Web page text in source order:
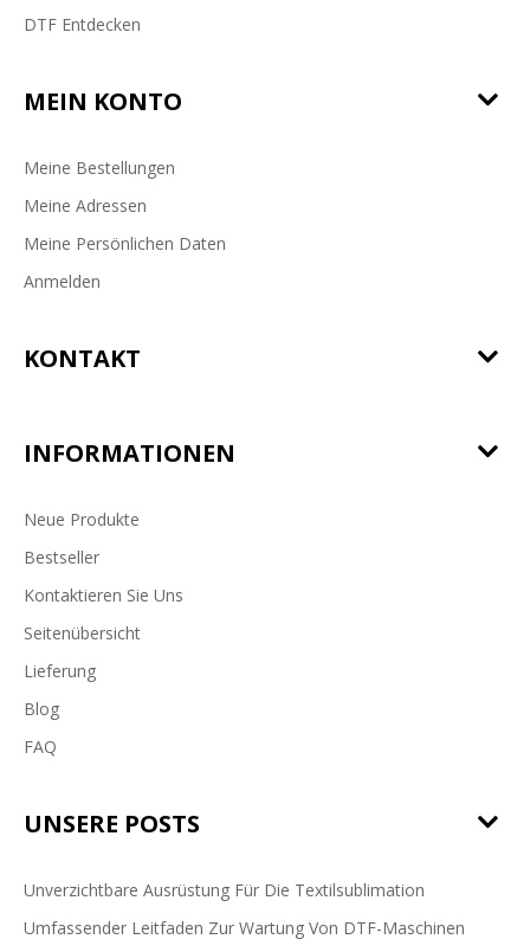
DTF Entdecken
MEIN KONTO
Meine Bestellungen
Meine Adressen
Meine Persönlichen Daten
Anmelden
KONTAKT
INFORMATIONEN
Neue Produkte
Bestseller
Kontaktieren Sie Uns
Seitenübersicht
Lieferung
Blog
FAQ
UNSERE POSTS
Unverzichtbare Ausrüstung Für Die Textilsublimation
Umfassender Leitfaden Zur Wartung Von DTF-Maschinen